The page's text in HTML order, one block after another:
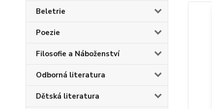
Beletrie
Poezie
Filosofie a Náboženství
Odborná literatura
Dětská literatura